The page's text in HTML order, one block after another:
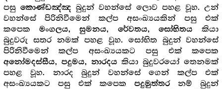
පසු කොණ්ඩඤ්ඤ බුදුන් වහන්සේ ලොව පහළ වූහ. උන්
වහන්සේ පිරිනිවීමෙන් කල්ප අසංඛ්‍යයකින් පසු එක්
කපෙක මංගලය, සුමනය, රේවතය, සෝභිතය කියා
බුදුවරු සතර නමක් පහළ වූහ. සෝභිත බුදුන් වහන්සේ
පිරිනිවීමෙන් කල්ප අසංඛ්‍යයකට පසු එක් කපෙක
අනෝමදස්සීය, පදුමය, නාරදය කියා බුදුවරයෝ තෙනමක්
පහළ වූහ. නාරද බුදුන් වහන්සේ ගෙන් කල්ප එක්
අසංඛ්‍යයකට පසු එක් කපෙකපදුමුත්තරනම් බුදුන්